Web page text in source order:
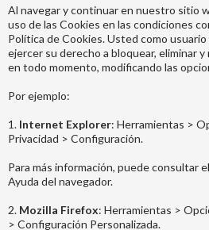
Al navegar y continuar en nuestro sitio
uso de las Cookies en las condiciones
Política de Cookies. Usted como
ejercer su derecho a bloquear, eliminar
en todo momento, modificando las
Por ejemplo:
1. Internet Explorer: Herramientas >
Privacidad > Configuración.
Para más información, puede consultar
Ayuda del navegador.
2. Mozilla Firefox: Herramientas >
> Configuración Personalizada.